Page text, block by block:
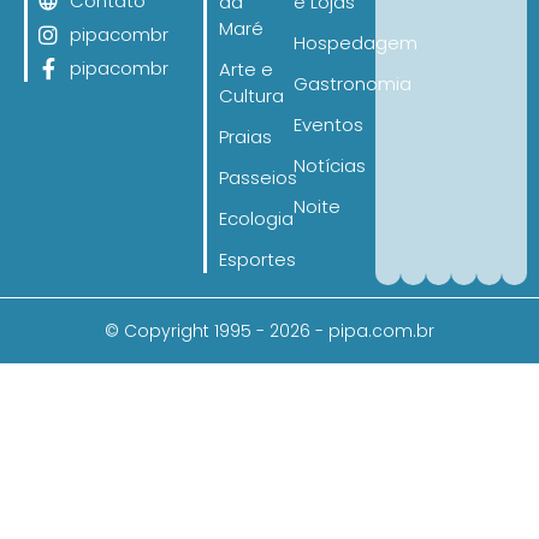
pipacombr
pipacombr
Maré
Arte e
Cultura
Praias
Passeios
Ecologia
Esportes
Hospedagem
Gastronomia
Eventos
Notícias
Noite
© Copyright 1995 - 2026 - pipa.com.br